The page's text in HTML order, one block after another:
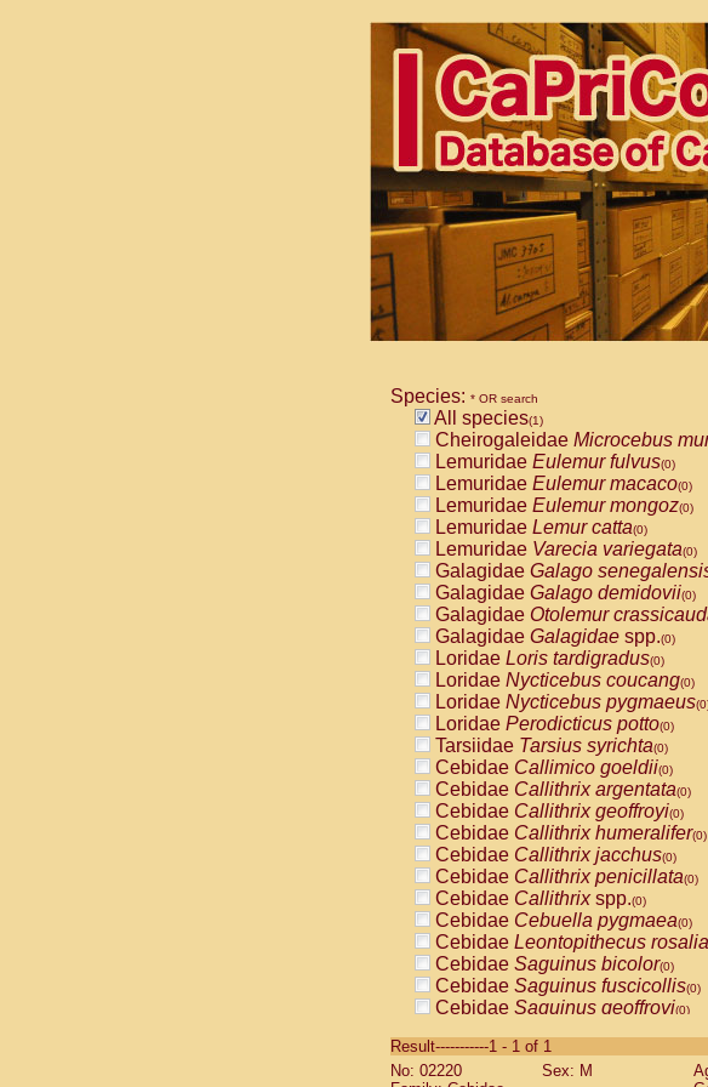
Species: * OR search
All species(1)
Cheirogaleidae Microcebus
Lemuridae Eulemur fulvus(0)
Lemuridae Eulemur macaco(0)
Lemuridae Eulemur mongoz(0)
Lemuridae Lemur catta(0)
Lemuridae Varecia variegata(0)
Galagidae Galago
Galagidae Galago demidovii(0)
Galagidae Otolemur
Galagidae Galagidae spp.(0)
Loridae Loris tardigradus(0)
Loridae Nycticebus coucang(0)
Loridae Nycticebus pygmaeus
Loridae Perodicticus potto(0)
Tarsiidae Tarsius syrichta(0)
Cebidae Callimico goeldii(0)
Cebidae Callithrix argentata(0)
Cebidae Callithrix geoffroyi(0)
Cebidae Callithrix humeralifer(0)
Cebidae Callithrix jacchus(0)
Cebidae Callithrix penicillata(0)
Cebidae Callithrixspp.(0)
Cebidae Cebuella pygmaea(0)
Cebidae Leontopithecus rosalia
Cebidae Saguinus bicolor(0)
Cebidae Saguinus fuscicollis(0)
Cebidae Saguinus geoffroyi(0)
CebidaeSaguinus labiatus(0)
Cebidae Saguinus leucopus (0)
Result-----------1 - 1 of 1
No: 02220
Sex: M